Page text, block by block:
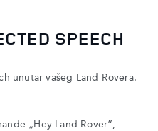
SPEECH
unutar vašeg Land Rovera.
„Hey Land Rover”,